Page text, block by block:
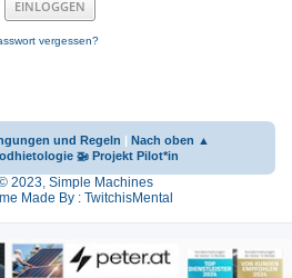
vergessen?
und Regeln | Nach oben ▲
🚁 Projekt Pilot*in
2023 Simple Machines
Made By : TwitchisMental